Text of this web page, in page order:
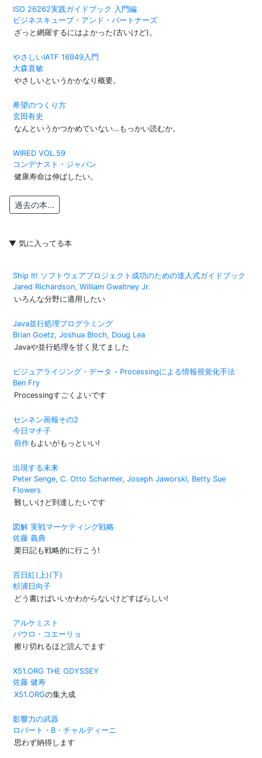
ISO 26262実践ガイドブック 入門編
ビジネスキューブ・アンド・パートナーズ
ざっと網羅するにはよかった(古いけど)。
やさしいIATF 16949入門
大森直敏
やさしいというかかなり概要。
希望のつくり方
玄田有史
なんというかつかめていない…もっかい読むか。
WIRED VOL.59
コンデナスト・ジャパン
健康寿命は伸ばしたい。
過去の本...
▼ 気に入ってる本
Ship It! ソフトウェアプロジェクト成功のための達人式ガイドブック
Jared Richardson, William Gwaltney Jr.
いろんな分野に適用したい
Java並行処理プログラミング
Brian Goetz, Joshua Bloch, Doug Lea
Javaや並行処理を甘く見てました
ビジュアライジング・データ - Processingによる情報視覚化手法
Ben Fry
Processingすごくよいです
センネン画報その2
今日マチ子
前作もよいがもっといい!
出現する未来
Peter Senge, C. Otto Scharmer, Joseph Jaworski, Betty Sue
Flowers
難しいけど到達したいです
図解 実戦マーケティング戦略
佐藤 義典
栗日記も戦略的に行こう!
百日紅(上)(下)
杉浦日向子
どう書けばいいかわからないけどすばらしい!
アルケミスト
パウロ・コエーリョ
擦り切れるほど読んでます
X51.ORG THE ODYSSEY
佐藤 健寿
X51.ORGの集大成
影響力の武器
ロバート・B・チャルディーニ
思わず納得します